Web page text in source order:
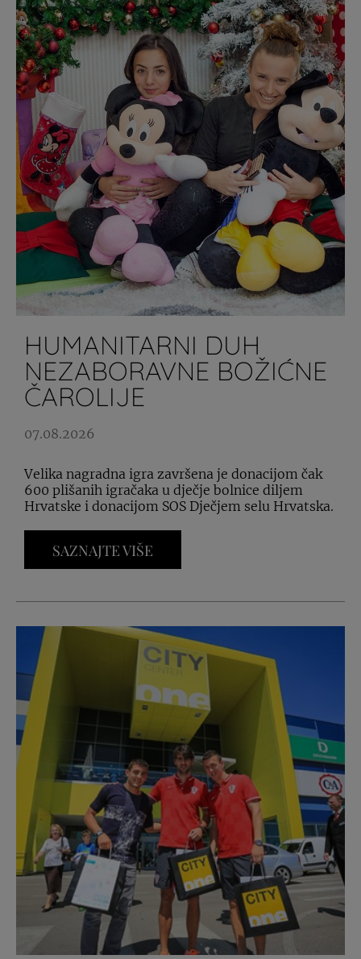
HUMANITARNI DUH
NEZABORAVNE BOŽIĆNE
ČAROLIJE
07.08.2026
Velika nagradna igra završena je donacijom čak
600 plišanih igračaka u dječje bolnice diljem
Hrvatske i donacijom SOS Dječjem selu Hrvatska.
SAZNAJTE VIŠE